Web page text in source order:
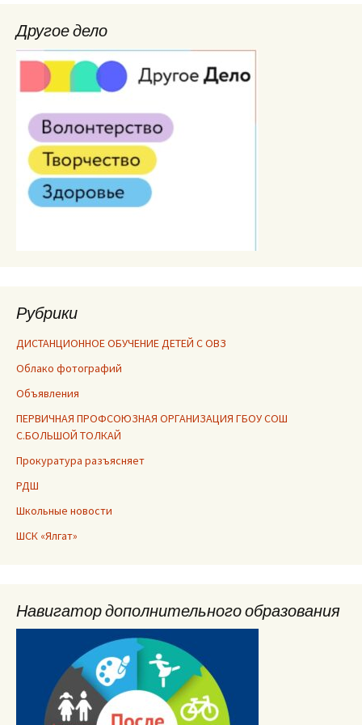
Другое дело
Рубрики
ДИСТАНЦИОННОЕ ОБУЧЕНИЕ ДЕТЕЙ С ОВЗ
Облако фотографий
Объявления
ПЕРВИЧНАЯ ПРОФСОЮЗНАЯ ОРГАНИЗАЦИЯ ГБОУ СОШ
С.БОЛЬШОЙ ТОЛКАЙ
Прокуратура разъясняет
РДШ
Школьные новости
ШСК «Ялгат»
Навигатор дополнительного образования